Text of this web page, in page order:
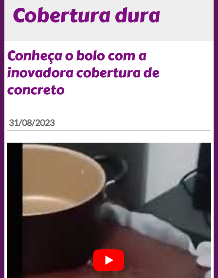
Cobertura dura
Conheça o bolo com a
inovadora cobertura de
concreto
31/08/2023